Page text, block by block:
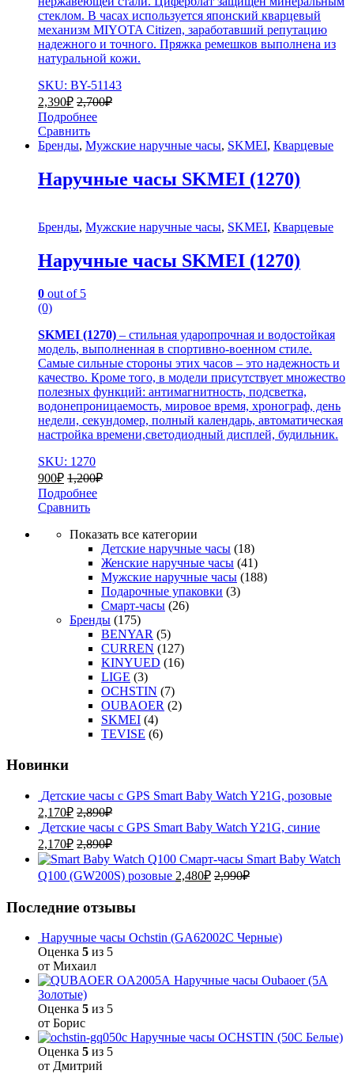
стеклом. В часах используется японский кварцевый
механизм MIYOTA Citizen, заработавший репутацию
надежного и точного. Пряжка ремешков выполнена из
натуральной кожи.
SKU: BY-51143
2,390₽ 2,700₽
Подробнее
Сравнить
Бренды, Мужские наручные часы, SKMEI, Кварцевые
Наручные часы SKMEI (1270)
Бренды, Мужские наручные часы, SKMEI, Кварцевые
Наручные часы SKMEI (1270)
0 out of 5
(0)
SKMEI (1270) – стильная ударопрочная и водостойкая
модель, выполненная в спортивно-военном стиле.
Самые сильные стороны этих часов – это надежность и
качество. Кроме того, в модели присутствует множество
полезных функций: антимагнитность, подсветка,
водонепроницаемость, мировое время, хронограф, день
недели, секундомер, полный календарь, автоматическая
настройка времени,светодиодный дисплей, будильник.
SKU: 1270
900₽ 1,200₽
Подробнее
Сравнить
Показать все категории
Детские наручные часы (18)
Женские наручные часы (41)
Мужские наручные часы (188)
Подарочные упаковки (3)
Смарт-часы (26)
Бренды (175)
BENYAR (5)
CURREN (127)
KINYUED (16)
LIGE (3)
OCHSTIN (7)
OUBAOER (2)
SKMEI (4)
TEVISE (6)
Новинки
Детские часы с GPS Smart Baby Watch Y21G, розовые
2,170₽ 2,890₽
Детские часы с GPS Smart Baby Watch Y21G, синие
2,170₽ 2,890₽
Смарт-часы Smart Baby Watch
Q100 (GW200S) розовые 2,480₽ 2,990₽
Последние отзывы
Наручные часы Ochstin (GA62002C Черные)
Оценка 5 из 5
от Михаил
Наручные часы Oubaoer (5A
Золотые)
Оценка 5 из 5
от Борис
Наручные часы OCHSTIN (50C Белые)
Оценка 5 из 5
от Дмитрий